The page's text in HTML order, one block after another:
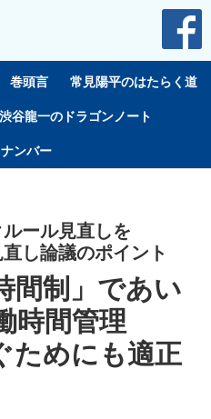
巻頭言 常見陽平のはたらく道
渋谷龍一のドラゴンノート
ンバー
ール見直しを
し論議のポイント
間制」であい
時間管理
ためにも適正